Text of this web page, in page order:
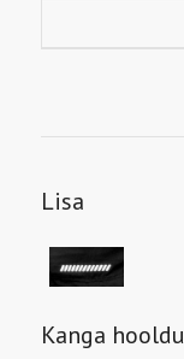
Lisa
Kanga